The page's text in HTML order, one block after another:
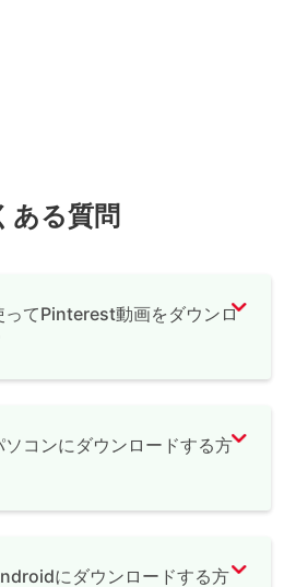
ある質問
てPinterest動画をダウンロ
コンにダウンロードする方
にダウンロードする方